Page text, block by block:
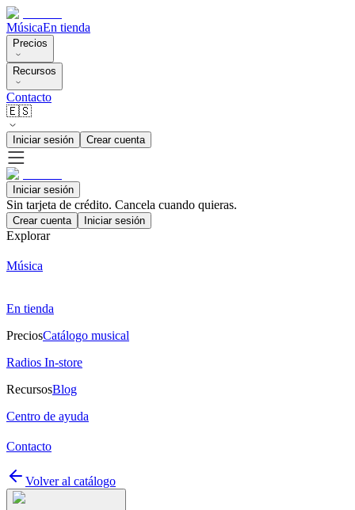
MúsicaEn tienda
Precios
Recursos
Contacto
🇪🇸
Iniciar sesión Crear cuenta
Iniciar sesión
Sin tarjeta de crédito. Cancela cuando quieras.
Crear cuenta Iniciar sesión
Explorar
Música
En tienda
PreciosCatálogo musical
Radios In-store
RecursosBlog
Centro de ayuda
Contacto
Volver al catálogo